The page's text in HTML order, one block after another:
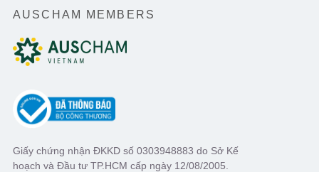
AUSCHAM MEMBERS
Giấy chứng nhận ĐKKD số 0303948883 do Sở Kế
hoạch và Đầu tư TP.HCM cấp ngày 12/08/2005.